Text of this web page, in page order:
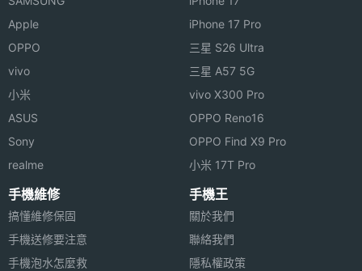
Apple
OPPO
vivo
小米
ASUS
Sony
realme
iPhone 17 Pro
三星 S26 Ultra
三星 A57 5G
vivo X300 Pro
OPPO Reno16
OPPO Find X9 Pro
小米 17T Pro
手機維修
搞懂維修保固
手機送修要注意
手機泡水怎麼救
手機王
關於我們
聯絡我們
隱私權政策